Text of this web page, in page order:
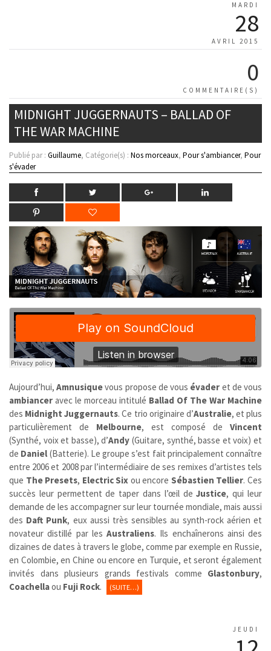
MARDI
28
AVRIL 2015
0
COMMENTAIRE(S)
MIDNIGHT JUGGERNAUTS – BALLAD OF
THE WAR MACHINE
Publié par : Guillaume, Catégorie(s) : Nos morceaux, Pour s'ambiancer, Pour
s'évader
Aujourd’hui,Amnusiquevous propose de vous évader et de vous
ambiancer avec le morceau intitulé Ballad Of The War Machine
des Midnight Juggernauts. Ce trio originaire d’Australie, et plus
particulièrement de Melbourne, est composé de Vincent
(Synthé, voix et basse), d’Andy (Guitare, synthé, basse et voix) et
de Daniel (Batterie). Le groupe s’est fait principalement connaître
entre 2006 et 2008 par l’intermédiaire de ses remixes d’artistes tels
que The Presets, Electric Six ou encore Sébastien Tellier. Ces
succès leur permettent de taper dans l’œil deJustice, qui leur
demande de les accompagner sur leur tournée mondiale, mais aussi
des Daft Punk, eux aussi très sensibles au synth-rock aérien et
novateur distillé par les Australiens. Ils enchaînerons ainsi des
dizaines de dates à travers le globe, comme par exemple en Russie,
en Colombie, en Chine ou encore en Turquie, et seront également
invités dans plusieurs grands festivals comme Glastonbury,
Coachellaou Fuji Rock. (SUITE…)
JEUDI